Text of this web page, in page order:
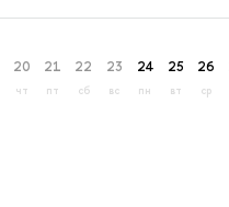
20
чт
21
пт
22
сб
23
вс
24
пн
25
вт
26
ср